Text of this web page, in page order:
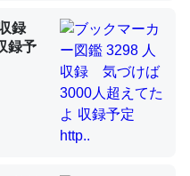
モ）はカルシウムを使わ
素が違うのか？
題＝「昆虫はなぜ海にいな
収録
録予